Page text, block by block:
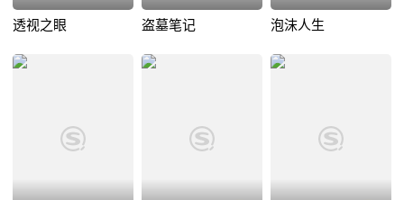
透视之眼 盗墓笔记 泡沫人生